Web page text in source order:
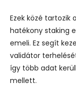
Ezek közé tartozik
hatékony staking
emeli. Ez segít
validátor
így több adat
mellett.